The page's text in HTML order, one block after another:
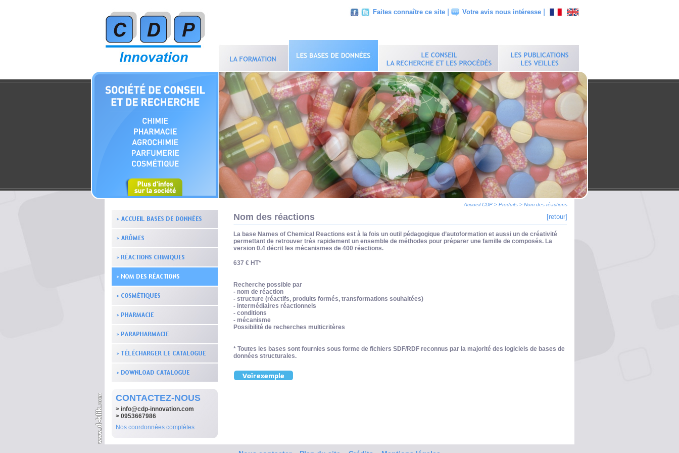
Faites connaître ce site Votre avis nous intéresse
Accueil CDP > Produits > Nom des réactions
CONTACTEZ-NOUS
> info@cdp-innovation.com
> 0953667986
Nos coordonnées complètes
Nom des réactions [retour]
La base Names of Chemical Reactions est à la fois un outil pédagogique d’autoformation et aussi un de créativité
permettant de retrouver très rapidement un ensemble de méthodes pour préparer une famille de composés. La
version 0.4 décrit les mécanismes de 400 réactions.
637 € HT*
Recherche possible par
- nom de réaction
- structure (réactifs, produits formés, transformations souhaitées)
- intermédiaires réactionnels
- conditions
- mécanisme
Possibilité de recherches multicritères
* Toutes les bases sont fournies sous forme de fichiers SDF/RDF reconnus par la majorité des logiciels de bases de
données structurales.